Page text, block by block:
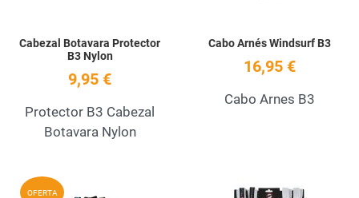
Cabezal Botavara Protector
B3 Nylon
9,95 €
Protector B3 Cabezal
Botavara Nylon
Cabo Arnés Windsurf B3
16,95 €
Cabo Arnes B3
OFERTA Add to Wishlist